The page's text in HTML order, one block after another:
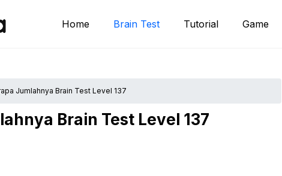
Home Brain Test Tutorial Game
Jumlahnya Brain Test Level 137
Brain Test Level 137